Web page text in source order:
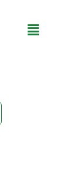
Main
to
service